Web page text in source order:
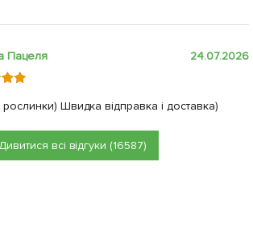
Пацеля 24.07.2026
Швидка відправка і доставка)
Дивитися всі відгуки (16587)